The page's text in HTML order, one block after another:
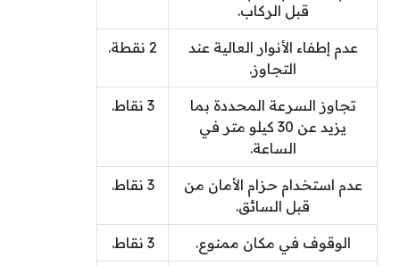
قبل الركاب.
عدم إطفاء الأنوار العالية عند
التجاوز.
2 نقطة.
تجاوز السرعة المحددة بما
يزيد عن 30 كيلو متر في
الساعة.
3 نقاط.
عدم استخدام حزام الأمان من
قبل السائق.
3 نقاط.
الوقوف في مكان ممنوع. 3 نقاط.